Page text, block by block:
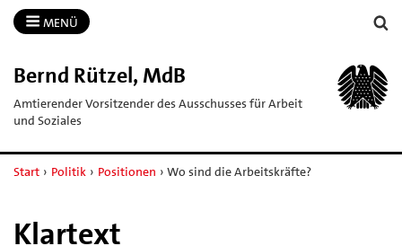
MENÜ
Bernd Rützel, MdB
Amtierender Vorsitzender des Ausschusses für Arbeit
und Soziales
Start › Politik › Positionen › Wo sind die Arbeitskräfte?
Klartext